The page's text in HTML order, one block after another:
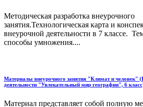
Методическая разработка внеурочного
занятия.Технологическая карта и
внеурочной деятельности в 7 классе.
способы умножения....
Материалы внеурочного занятия "Климат и человек"
деятельности "Увлекательный мир географии", 6
Материал представляет собой полную